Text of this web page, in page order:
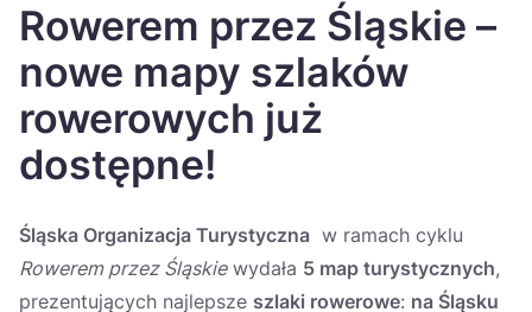
Україна
Zamknij
Rowerem przez Śląskie –
nowe mapy szlaków
rowerowych już
dostępne!
Śląska Organizacja Turystyczna w ramach cyklu
Rowerem przez Śląskiewydała 5 map turystycznych,
prezentujących najlepsze szlaki rowerowe: na Śląsku